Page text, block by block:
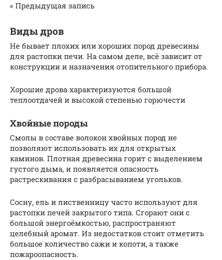
« Предыдущая запись
Виды дров
Не бывает плохих или хороших пород древесины
для растопки печи. На самом деле, всё зависит от
конструкции и назначения отопительного прибора.
Хорошие дрова характеризуются большой
теплоотдачей и высокой степенью горючести
Хвойные породы
Смолы в составе волокон хвойных пород не
позволяют использовать их для открытых
каминов. Плотная древесина горит с выделением
густого дыма, и появляется опасность
растрескивания с разбрасыванием угольков.
Сосну, ель и лиственницу часто используют для
растопки печей закрытого типа. Сгорают они с
большой энергоёмкостью, распространяют
целебный аромат. Из недостатков стоит отметить
большое количество сажи и копоти, а также
пожароопасность.